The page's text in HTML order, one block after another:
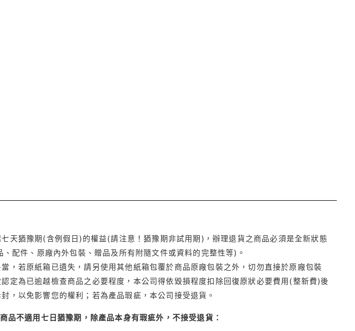
天猶豫期(含例假日)的權益(請注意！猶豫期非試用期)，辦理退貨之商品必須是全新狀態
配件、原廠內外包裝、贈品及所有附隨文件或資料的完整性等)。
，若原紙箱已遺失，請另使用其他紙箱包覆於商品原廠包裝之外，切勿直接於原廠包裝
定為已逾越檢查商品之必要程度，本公司得依毀損程度扣除回復原狀必要費用(整新費)後
，以免影響您的權利；若為產品瑕疵，本公司接受退貨。
品不適用七日猶豫期，除產品本身有瑕疵外，不接受退貨：